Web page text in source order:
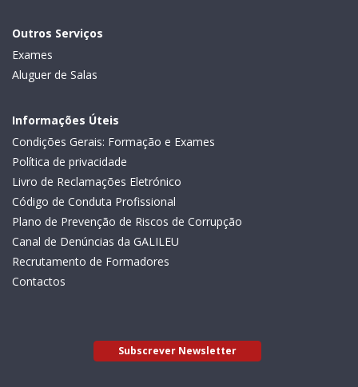
Outros Serviços
Exames
Aluguer de Salas
Informações Úteis
Condições Gerais: Formação e Exames
Política de privacidade
Livro de Reclamações Eletrónico
Código de Conduta Profissional
Plano de Prevenção de Riscos de Corrupção
Canal de Denúncias da GALILEU
Recrutamento de Formadores
Contactos
Subscrever Newsletter